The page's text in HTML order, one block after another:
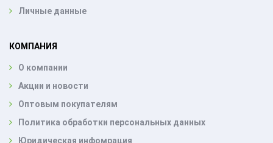
Личные данные
КОМПАНИЯ
О компании
Акции и новости
Оптовым покупателям
Политика обработки персональных данных
Юридическая инфомрация